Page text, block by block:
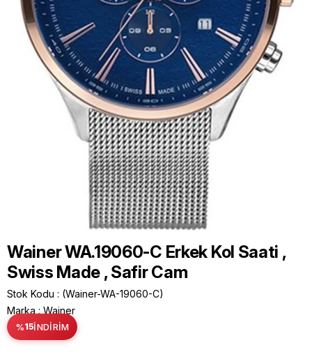
Wainer WA.19060-C Erkek Kol Saati ,
Swiss Made , Safir Cam
Stok Kodu
(Wainer-WA-19060-C)
Marka : Wainer
%15İNDIRIM